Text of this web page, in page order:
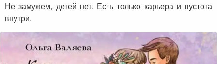
Не замужем, детей нет. Есть только карьера и пустота
внутри.